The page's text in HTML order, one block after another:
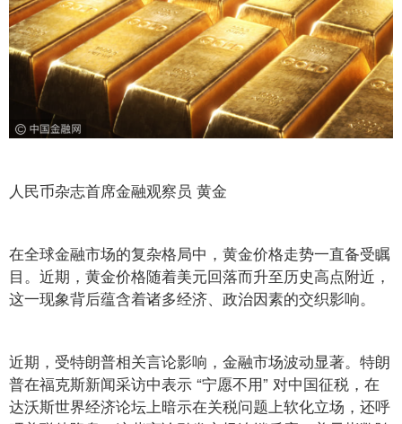
人民币杂志首席金融观察员 黄金
在全球金融市场的复杂格局中，黄金价格走势一直备受瞩
目。近期，黄金价格随着美元回落而升至历史高点附近，
这一现象背后蕴含着诸多经济、政治因素的交织影响。
近期，受特朗普相关言论影响，金融市场波动显著。特朗
普在福克斯新闻采访中表示 “宁愿不用” 对中国征税，在
达沃斯世界经济论坛上暗示在关税问题上软化立场，还呼